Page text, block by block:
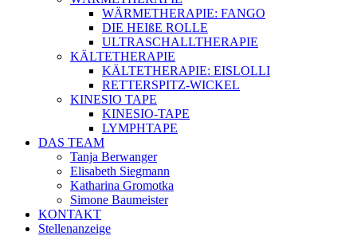
WÄRMETHERAPIE: FANGO
DIE HEIßE ROLLE
ULTRASCHALLTHERAPIE
KÄLTETHERAPIE
KÄLTETHERAPIE: EISLOLLI
RETTERSPITZ-WICKEL
KINESIO TAPE
KINESIO-TAPE
LYMPHTAPE
DAS TEAM
Tanja Berwanger
Elisabeth Siegmann
Katharina Gromotka
Simone Baumeister
KONTAKT
Stellenanzeige